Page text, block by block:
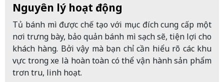
Nguyên lý hoạt động
Tủ bánh mì được chế tạo với mục đích cung cấp một
nơi trưng bày, bảo quản bánh mì sạch sẽ, tiện lợi cho
khách hàng. Bởi vậy mà bạn chỉ cần hiểu rõ các khu
vực trong xe là hoàn toàn có thể vận hành sản phẩm
trơn tru, linh hoạt.